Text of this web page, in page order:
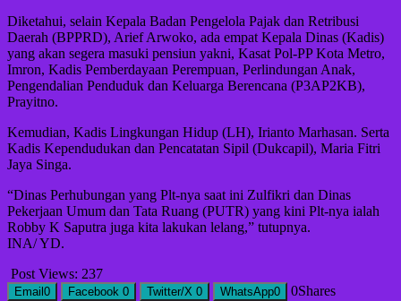
Diketahui, selain Kepala Badan Pengelola Pajak dan Retribusi
Daerah (BPPRD), Arief Arwoko, ada empat Kepala Dinas (Kadis)
yang akan segera masuki pensiun yakni, Kasat Pol-PP Kota Metro,
Imron, Kadis Pemberdayaan Perempuan, Perlindungan Anak,
Pengendalian Penduduk dan Keluarga Berencana (P3AP2KB),
Prayitno.
Kemudian, Kadis Lingkungan Hidup (LH), Irianto Marhasan. Serta
Kadis Kependudukan dan Pencatatan Sipil (Dukcapil), Maria Fitri
Jaya Singa.
“Dinas Perhubungan yang Plt-nya saat ini Zulfikri dan Dinas
Pekerjaan Umum dan Tata Ruang (PUTR) yang kini Plt-nya ialah
Robby K Saputra juga kita lakukan lelang,” tutupnya.
INA/ YD.
Post Views: 237
Email 0 Facebook 0 Twitter/X 0 WhatsApp0 0Shares